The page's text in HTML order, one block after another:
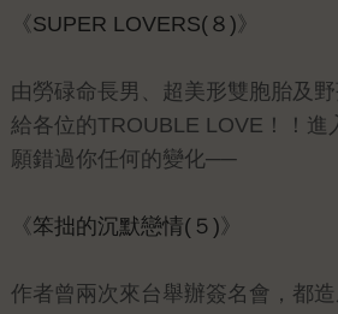
《SUPER LOVERS(８)》
由勞碌命長男、超美形雙胞胎及
給各位的TROUBLE LOVE！！進
願錯過你任何的變化──
《笨拙的沉默戀情(５)》
作者曾兩次來台舉辦簽名會，都